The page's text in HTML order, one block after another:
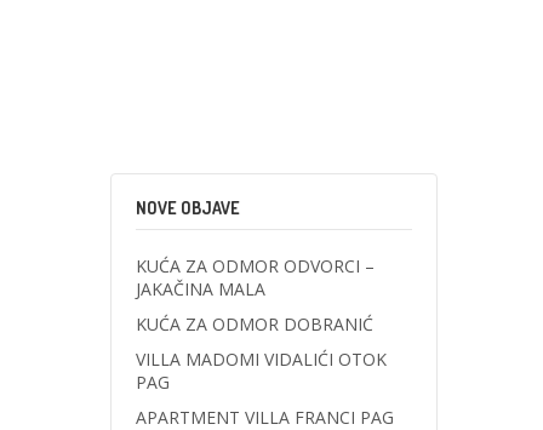
NOVE OBJAVE
KUĆA ZA ODMOR ODVORCI –
JAKAČINA MALA
KUĆA ZA ODMOR DOBRANIĆ
VILLA MADOMI VIDALIĆI OTOK
PAG
APARTMENT VILLA FRANCI PAG